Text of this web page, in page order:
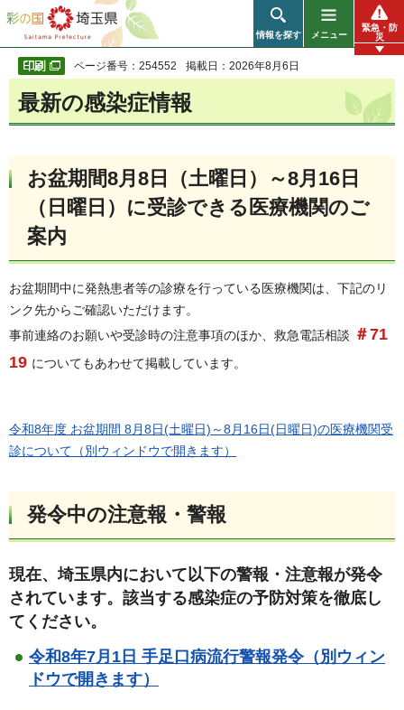
彩の国 埼玉県
情報を探す メニュー
緊急・防
災
ページ番号：254552 掲載日：2026年8月6日
最新の感染症情報
お盆期間8月8日（土曜日）～8月16日
（日曜日）に受診できる医療機関のご
案内
お盆期間中に発熱患者等の診療を行っている医療機関は、下記のリ
ンク先からご確認いただけます。
事前連絡のお願いや受診時の注意事項のほか、救急電話相談 ＃71
19 についてもあわせて掲載しています。
令和8年度 お盆期間 8月8日(土曜日)～8月16日(日曜日)の医療機関受
診について（別ウィンドウで開きます）
発令中の注意報・警報
現在、埼玉県内において以下の警報・注意報が発令
されています。該当する感染症の予防対策を徹底し
てください。
令和8年7月1日 手足口病流行警報発令（別ウィン
ドウで開きます）